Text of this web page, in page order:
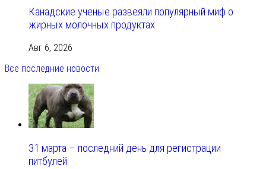
Канадские ученые развеяли популярный миф о
жирных молочных продуктах
Авг 6, 2026
Все последние новости
31 марта – последний день для регистрации
питбулей